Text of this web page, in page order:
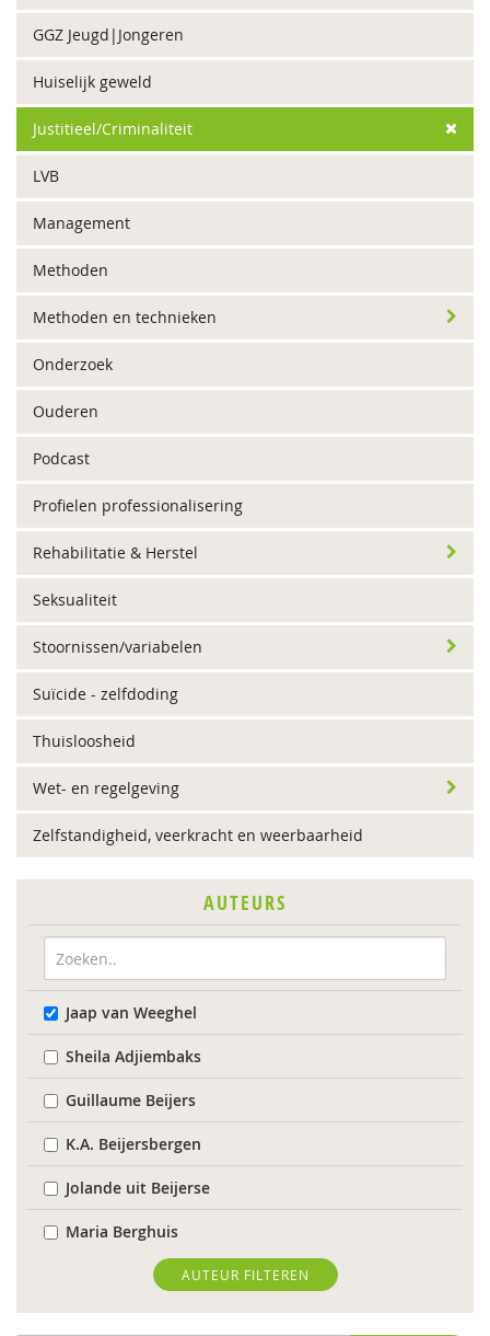
GGZ Jeugd|Jongeren
Huiselijk geweld
Justitieel/Criminaliteit
LVB
Management
Methoden
Methoden en technieken
Onderzoek
Ouderen
Podcast
Profielen professionalisering
Rehabilitatie & Herstel
Seksualiteit
Stoornissen/variabelen
Suïcide - zelfdoding
Thuisloosheid
Wet- en regelgeving
Zelfstandigheid, veerkracht en weerbaarheid
AUTEURS
Jaap van Weeghel
Sheila Adjiembaks
Guillaume Beijers
K.A. Beijersbergen
Jolande uit Beijerse
Maria Berghuis
Anne-Mei Blom
Maaike Bolhuis
AUTEUR FILTEREN